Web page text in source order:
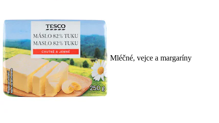
Mléčné, vejce a margaríny